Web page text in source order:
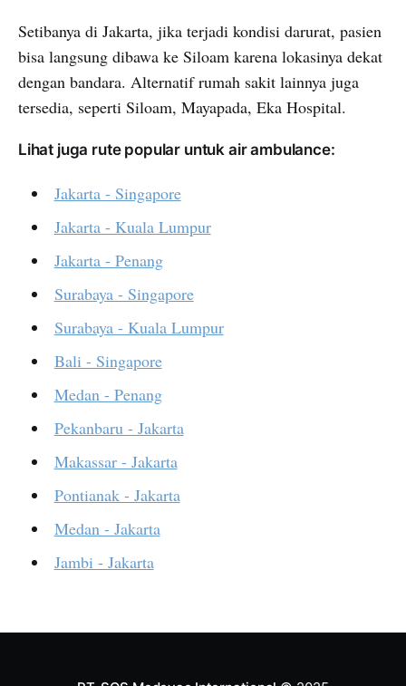
Setibanya di Jakarta, jika terjadi kondisi darurat, pasien
bisa langsung dibawa ke Siloam karena lokasinya dekat
dengan bandara. Alternatif rumah sakit lainnya juga
tersedia, seperti Siloam, Mayapada, Eka Hospital.
Lihat juga rute popular untuk air ambulance:
Jakarta - Singapore
Jakarta - Kuala Lumpur
Jakarta - Penang
Surabaya - Singapore
Surabaya - Kuala Lumpur
Bali - Singapore
Medan - Penang
Pekanbaru - Jakarta
Makassar - Jakarta
Pontianak - Jakarta
Medan - Jakarta
Jambi - Jakarta